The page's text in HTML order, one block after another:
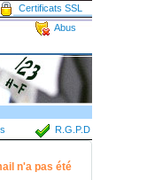
Certificats SSL
Abus
R.G.P.D
n'a pas été